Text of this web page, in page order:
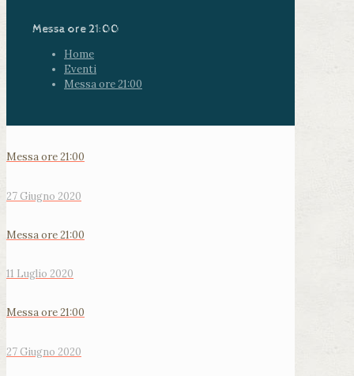
Messa ore 21:00
Home
Eventi
Messa ore 21:00
Messa ore 21:00
27 Giugno 2020
Messa ore 21:00
11 Luglio 2020
Messa ore 21:00
27 Giugno 2020